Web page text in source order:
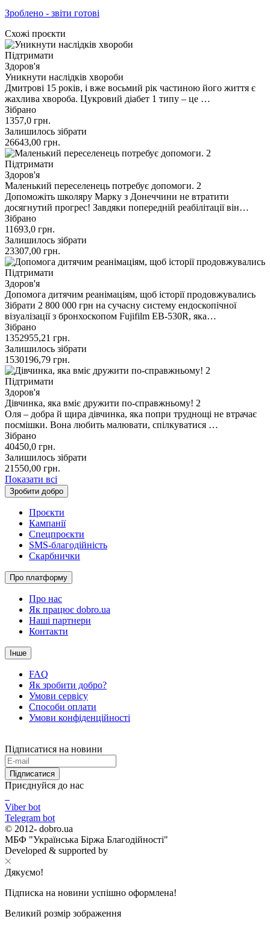
Зроблено - звіти готові
Схожі проєкти
Підтримати
Здоров'я
Уникнути наслідків хвороби
Дмитрові 15 років, і вже восьмий рік частиною його життя є
жахлива хвороба. Цукровий діабет 1 типу – це …
Зібрано
1357,0 грн.
Залишилось зібрати
26643,00 грн.
Підтримати
Здоров'я
Маленький переселенець потребує допомоги. 2
Допоможіть школяру Марку з Донеччини не втратити
досягнутий прогрес! Завдяки попередній реабілітації він…
Зібрано
11693,0 грн.
Залишилось зібрати
23307,00 грн.
Підтримати
Здоров'я
Допомога дитячим реанімаціям, щоб історії продовжувались
Зібрати 2 800 000 грн на сучасну систему ендоскопічної
візуалізації з бронхоскопом Fujifilm EB-530R, яка…
Зібрано
1352955,21 грн.
Залишилось зібрати
1530196,79 грн.
Підтримати
Здоров'я
Дівчинка, яка вміє дружити по-справжньому! 2
Оля – добра й щира дівчинка, яка попри труднощі не втрачає
посмішки. Вона любить малювати, спілкуватися …
Зібрано
40450,0 грн.
Залишилось зібрати
21550,00 грн.
Показати всі
Зробити добро
Проєкти
Кампанії
Спецпроєкти
SMS-благодійність
Скарбнички
Про платформу
Про нас
Як працює dobro.ua
Наші партнери
Контакти
Інше
FAQ
Як зробити добро?
Умови сервісу
Способи оплати
Умови конфіденційності
Підписатися на новини
Підписатися
Приєднуйся до нас
Viber bot
Telegram bot
© 2012- dobro.ua
МБФ "Українська Біржа Благодійності"
Developed & supported by
Дякуємо!
Підписка на новини успішно оформлена!
Великий розмір зображення